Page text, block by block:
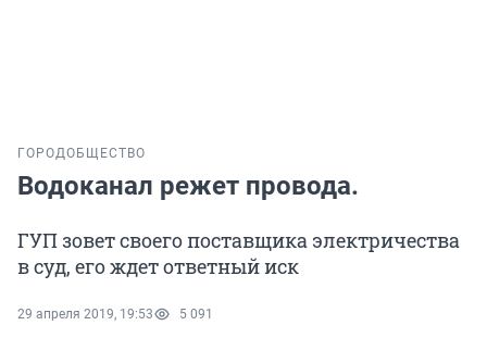
ГОРОДОБЩЕСТВО
Водоканал режет провода.
ГУП зовет своего поставщика электричества
в суд, его ждет ответный иск
29 апреля 2019, 19:53 5 091